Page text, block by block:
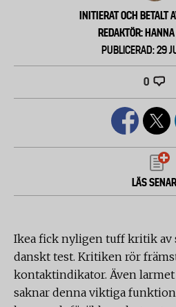
INITIERAT OCH BETALT
REDAKTÖR:
PUBLICERAD: 29
0
LÄS
Ikea fick nyligen tuff kritik av
danskt test. Kritiken rör
kontaktindikator. Även
saknar denna viktiga